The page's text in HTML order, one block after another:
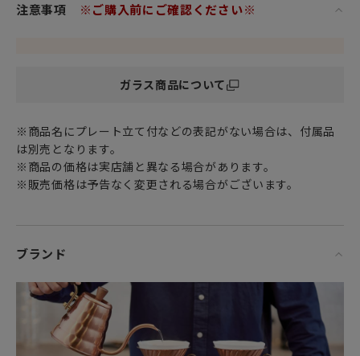
注意事項 ※ご購入前にご確認ください※
ガラス商品について
※商品名にプレート立て付などの表記がない場合は、付属品
は別売となります。
※商品の価格は実店舗と異なる場合があります。
※販売価格は予告なく変更される場合がございます。
ブランド